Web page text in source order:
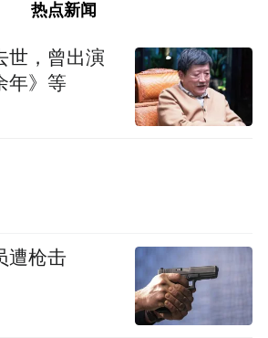
高”和“新”，必须落实到产业
措施》提出，将指导高新区
业，并对高新区规划建设进
2022年济南医药制造业实现
12.4%，实现营业收入2039.8
，成为济南快速崛起的
热点新闻
世，曾出演
年》等
遭枪击